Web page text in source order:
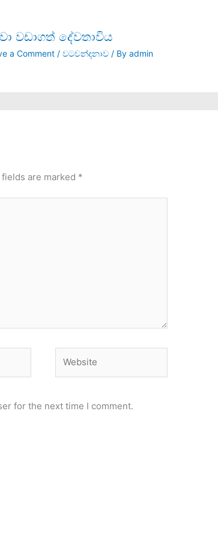
වඩාගත් දේවතාවිය
a Comment / වටවන්දනාව/ By admin
are marked *
for the next time I comment.